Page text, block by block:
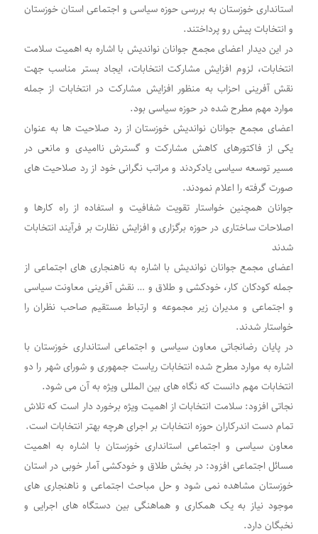
استانداری خوزستان به بررسی حوزه سیاسی و اجتماعی استان خوزستان
و انتخابات پیش رو پرداختند.
در این دیدار اعضای مجمع جوانان نواندیش با اشاره به اهمیت سلامت
انتخابات، لزوم افزایش مشارکت انتخابات، ایجاد بستر مناسب جهت
نقش آفرینی احزاب به منظور افزایش مشارکت در انتخابات از جمله
موارد مهم مطرح شده در حوزه سیاسی بود.
اعضای مجمع جوانان نواندیش خوزستان از رد صلاحیت ها به عنوان
یکی از فاکتورهای کاهش مشارکت و گسترش ناامیدی و مانعی در
مسیر توسعه سیاسی یادکردند و مراتب نگرانی خود از رد صلاحیت های
صورت گرفته را اعلام نمودند.
جوانان همچنین خواستار تقویت شفافیت و استفاده از راه کارها و
اصلاحات ساختاری در حوزه برگزاری و افزایش نظارت بر فرآیند انتخابات
شدند
اعضای مجمع جوانان نواندیش با اشاره به ناهنجاری های اجتماعی از
جمله کودکان کار، خودکشی و طلاق و … نقش آفرینی معاونت سیاسی
و اجتماعی و مدیران زیر مجموعه و ارتباط مستقیم صاحب نظران را
خواستار شدند.
در پایان رضانجاتی معاون سیاسی و اجتماعی استانداری خوزستان با
اشاره به موارد مطرح شده انتخابات ریاست جمهوری و شورای شهر را دو
انتخابات مهم دانست که نگاه های بین المللی ویژه به آن می شود.
نجاتی افزود: سلامت انتخابات از اهمیت ویژه برخورد دار است که تلاش
تمام دست اندرکاران حوزه انتخابات بر اجرای هرچه بهتر انتخابات است.
معاون سیاسی و اجتماعی استانداری خوزستان با اشاره به اهمیت
مسائل اجتماعی افزود: در بخش طلاق و خودکشی آمار خوبی در استان
خوزستان مشاهده نمی شود و حل مباحث اجتماعی و ناهنجاری های
موجود نیاز به یک همکاری و هماهنگی بین دستگاه های اجرایی و
نخبگان دارد.